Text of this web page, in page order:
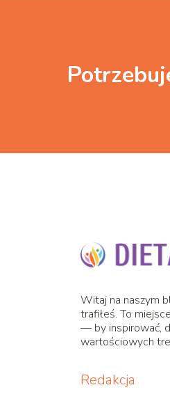
Witaj na naszym
trafiłeś. To
— by inspirować,
wartościowych
Redakcja